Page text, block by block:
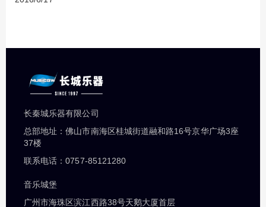
长秦城乐器有限公司
总部地址：佛山市南海区桂城街道融和路16号京华广场3座
37楼
联系电话：0757-85121280
音乐城堡
广州市海珠区滨江西路38号天鹅大厦首层